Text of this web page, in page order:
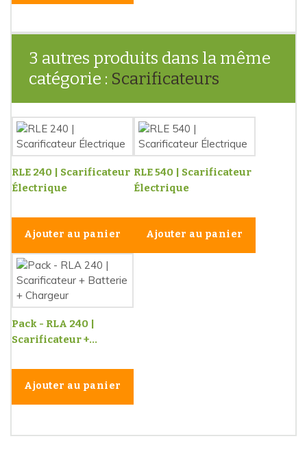
3 autres produits dans la même
catégorie :
Scarificateurs
RLE 240 | Scarificateur
Électrique
Ajouter au panier
RLE 540 | Scarificateur
Électrique
Ajouter au panier
Pack - RLA 240 |
Scarificateur +...
Ajouter au panier